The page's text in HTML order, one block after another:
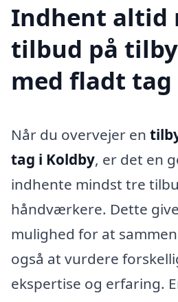
Indhent altid
tilbud på
med fladt tag
Når du overvejer en
tag i Koldby, er det en
indhente mindst tre
håndværkere. Dette
mulighed for at
også at vurdere
ekspertise og erfaring.